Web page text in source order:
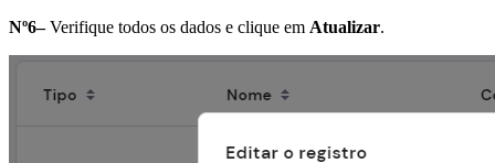
Nº6–Verifique todos os dados e clique em Atualizar.